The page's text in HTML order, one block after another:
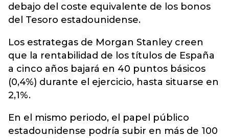
debajo del coste equivalente de los bonos
del Tesoro estadounidense.
Los estrategas de Morgan Stanley creen
que la rentabilidad de los títulos de España
a cinco años bajará en 40 puntos básicos
(0,4%) durante el ejercicio, hasta situarse en
2,1%.
En el mismo periodo, el papel público
estadounidense podría subir en más de 100